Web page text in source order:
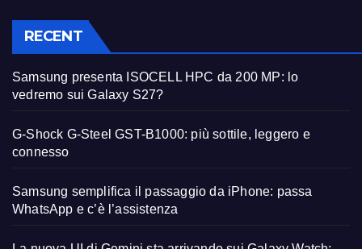
RECENT
Samsung presenta ISOCELL HPC da 200 MP: lo
vedremo sui Galaxy S27?
G-Shock G-Steel GST-B1000: più sottile, leggero e
connesso
Samsung semplifica il passaggio da iPhone: passa
WhatsApp e c’è l’assistenza